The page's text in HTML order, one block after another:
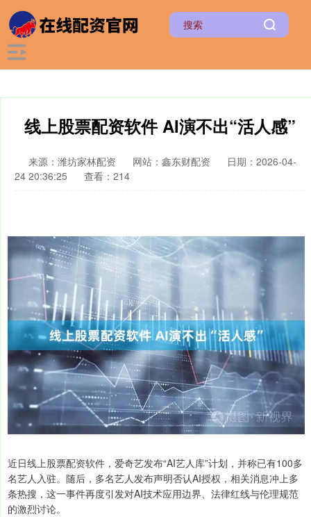
线上股票配资软件 AI演不出“活人感”
来源：潍坊家林配资 网站：鑫东财配资
日期：2026-04-
24 20:36:25
查看：214
近日线上股票配资软件，爱奇艺发布“AI艺人库”计划，并称已有100多
名艺人入驻。随后，多名艺人发布声明否认AI授权，相关消息冲上多
条热搜，这一事件再度引发对AI技术应用边界、法律红线与伦理规范
的激烈讨论。